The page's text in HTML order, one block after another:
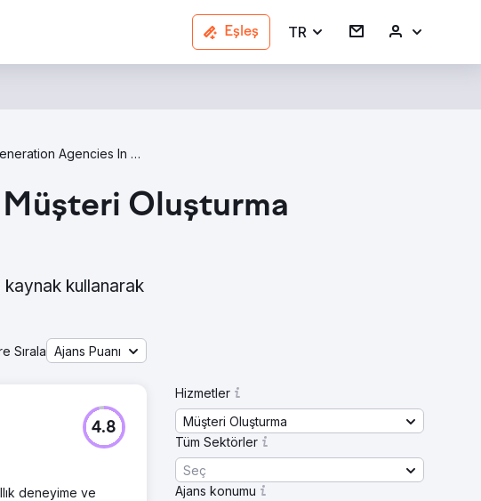
Eşleş TR
Lead Generation Agencies In Minnesota
Oluşturma
kaynak kullanarak
Sırala Ajans Puanı
4.8
deneyime ve
Hizmetler
Müşteri Oluşturma
Tüm Sektörler
Seç
Ajans konumu